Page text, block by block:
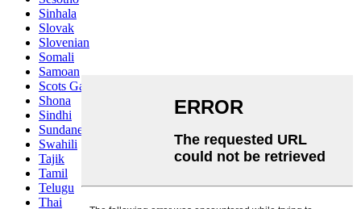
Sinhala
Slovak
Slovenian
Somali
Samoan
Scots Gaelic
Shona
Sindhi
Sundanese
Swahili
Tajik
Tamil
Telugu
Thai